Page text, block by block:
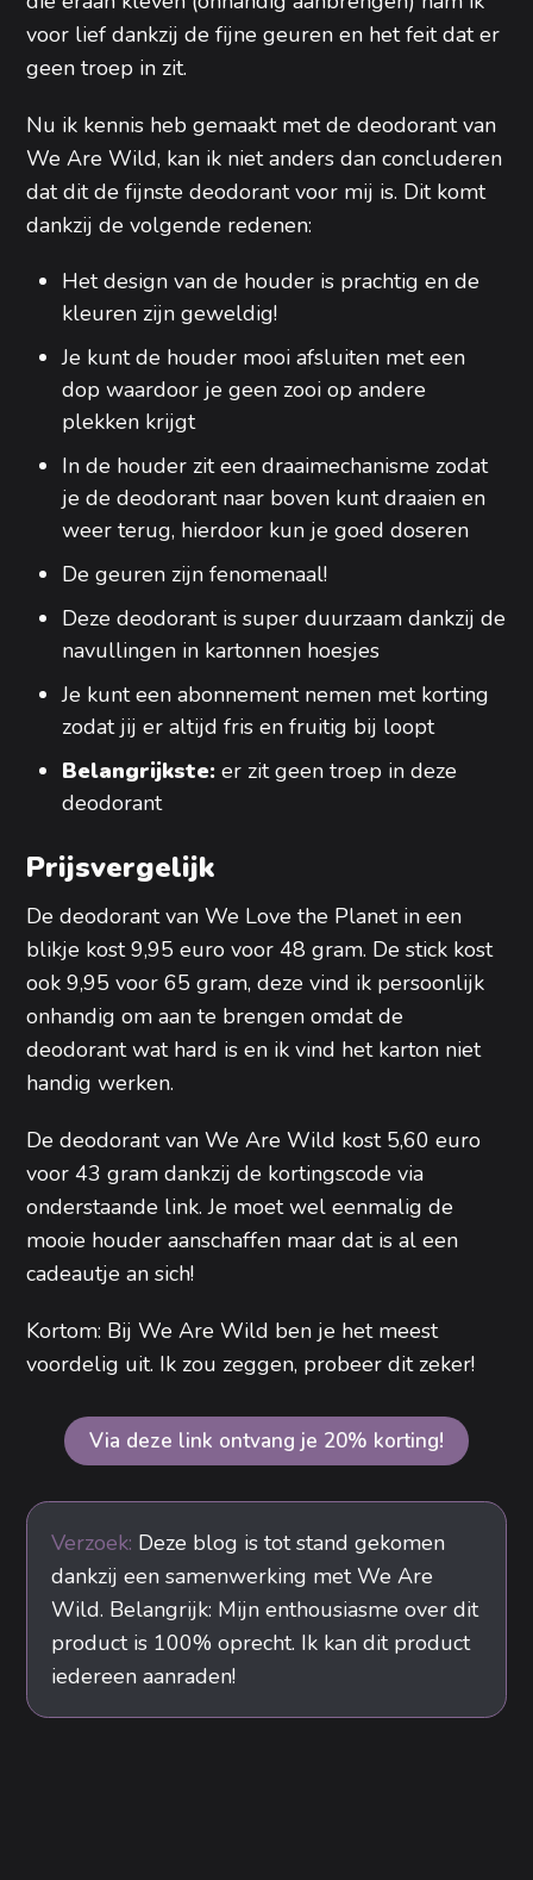
voor lief dankzij de fijne geuren en het feit dat er
geen troep in zit.
Nu ik kennis heb gemaakt met de deodorant van
We Are Wild, kan ik niet anders dan concluderen
dat dit de fijnste deodorant voor mij is. Dit komt
dankzij de volgende redenen:
Het design van de houder is prachtig en de
kleuren zijn geweldig!
Je kunt de houder mooi afsluiten met een
dop waardoor je geen zooi op andere
plekken krijgt
In de houder zit een draaimechanisme zodat
je de deodorant naar boven kunt draaien en
weer terug, hierdoor kun je goed doseren
De geuren zijn fenomenaal!
Deze deodorant is super duurzaam dankzij de
navullingen in kartonnen hoesjes
Je kunt een abonnement nemen met korting
zodat jij er altijd fris en fruitig bij loopt
Belangrijkste:er zit geen troep in deze
deodorant
Prijsvergelijk
De deodorant van We Love the Planet in een
blikje kost 9,95 euro voor 48 gram. De stick kost
ook 9,95 voor 65 gram, deze vind ik persoonlijk
onhandig om aan te brengen omdat de
deodorant wat hard is en ik vind het karton niet
handig werken.
De deodorant van We Are Wild kost 5,60 euro
voor 43 gram dankzij de kortingscode via
onderstaande link. Je moet wel eenmalig de
mooie houder aanschaffen maar dat is al een
cadeautje an sich!
Kortom: Bij We Are Wild ben je het meest
voordelig uit. Ik zou zeggen, probeer dit zeker!
Via deze link ontvang je 20% korting!
Verzoek: Deze blog is tot stand gekomen
dankzij een samenwerking met We Are
Wild. Belangrijk: Mijn enthousiasme over dit
product is 100% oprecht. Ik kan dit product
iedereen aanraden!